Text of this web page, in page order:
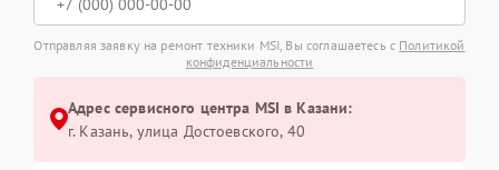
Отправляя заявку на ремонт техники MSI, Вы соглашаетесь с Политикой
конфиденциальности
Адрес сервисного центра MSI в Казани:
г. Казань, улица Достоевского, 40